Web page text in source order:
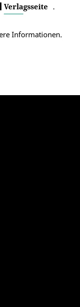
Verlagsseite .
Informationen.